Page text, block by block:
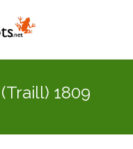
1809